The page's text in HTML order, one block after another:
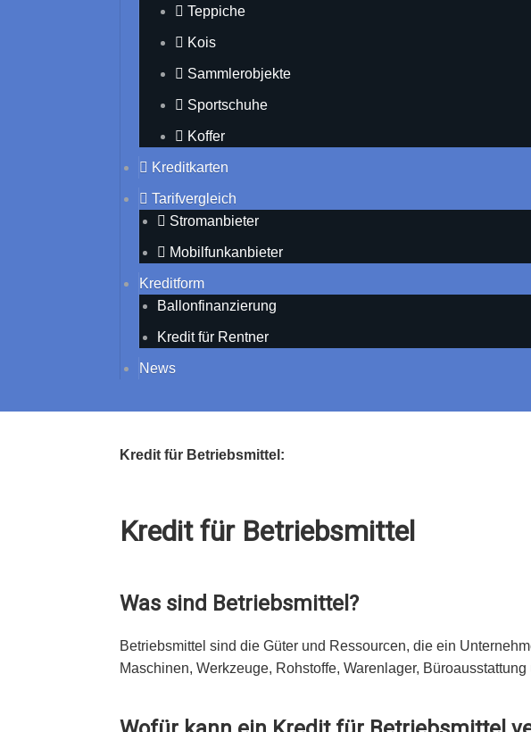
Teppiche
Kois
Sammlerobjekte
Sportschuhe
Koffer
Kreditkarten
Tarifvergleich
Stromanbieter
Mobilfunkanbieter
Kreditform
Ballonfinanzierung
Kredit für Rentner
News
Kredit für Betriebsmittel:
Kredit für Betriebsmittel
Was sind Betriebsmittel?
Betriebsmittel sind die Güter und Ressourcen, die ein
Maschinen, Werkzeuge, Rohstoffe, Warenlager,